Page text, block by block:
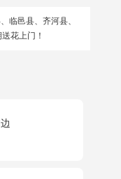
临邑县、齐河县、
花上门！